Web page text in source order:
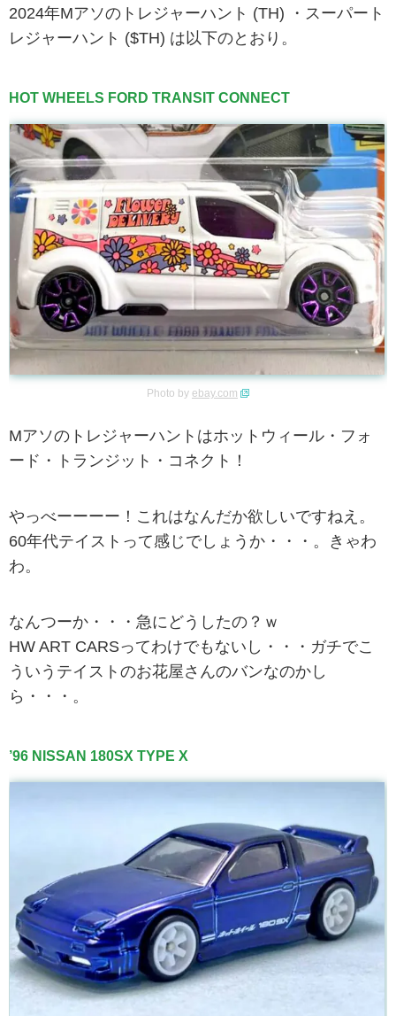
2024年Mアソのトレジャーハント (TH) ・スーパート
レジャーハント ($TH) は以下のとおり。
HOT WHEELS FORD TRANSIT CONNECT
Photo by ebay.com
Mアソのトレジャーハントはホットウィール・フォ
ード・トランジット・コネクト！
やっべーーーー！これはなんだか欲しいですねえ。
60年代テイストって感じでしょうか・・・。きゃわ
わ。
なんつーか・・・急にどうしたの？ｗ
HW ART CARSってわけでもないし・・・ガチでこ
ういうテイストのお花屋さんのバンなのかし
ら・・・。
’96 NISSAN 180SX TYPE X